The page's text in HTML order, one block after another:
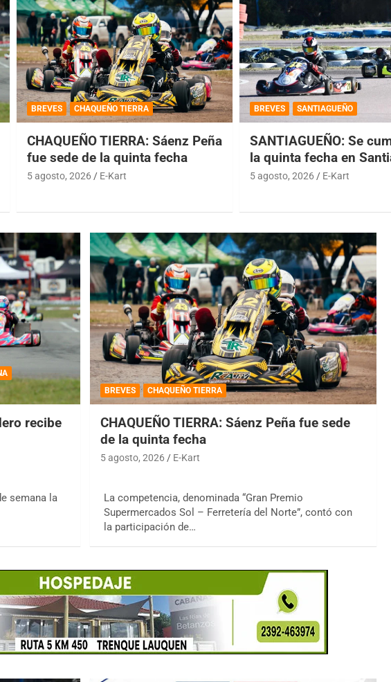
BREVES CHAQUEÑO TIERRA
CHAQUEÑO TIERRA: Sáenz Peña
fue sede de la quinta fecha
5 agosto, 2026 E-Kart
BREVES SANTIAGUEÑO
SANTIAGUEÑO: Se
la quinta fecha en
5 agosto, 2026 E-Kart
recibe
semana la
BREVES CHAQUEÑO TIERRA
CHAQUEÑO TIERRA: Sáenz Peña fue sede
de la quinta fecha
5 agosto, 2026 E-Kart
La competencia, denominada “Gran Premio
Supermercados Sol – Ferretería del Norte”, contó con
la participación de…